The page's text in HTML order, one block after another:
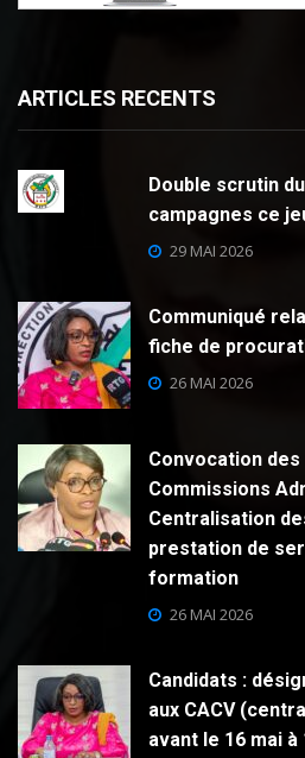
ARTICLES RECENTS
Double scrutin
campagnes ce
29 MAI 2026
Communiqué
fiche de
26 MAI 2026
Convocation
Commissions
Centralisation
prestation de
formation
26 MAI 2026
Candidats :
aux CACV
avant le 16 mai à